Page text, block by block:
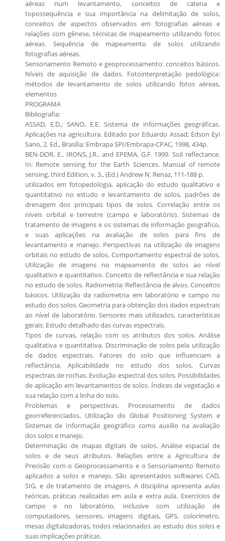
aéreas num levantamento, conceitos de catena e
topossequência e sua importância na delimitação de solos,
conceitos de aspectos observados em fotografias aéreas e
relações com gênese, técnicas de mapeamento utilizando fotos
aéreas. Sequência de mapeamento de solos utilizando
fotografias aéreas.
Sensoriamento Remoto e geoprocessamento: conceitos básicos.
Níveis de aquisição de dados. Fotointerpretação pedológica:
métodos de levantamento de solos utilizando fotos aéreas,
elementos
PROGRAMA
Bibliografia:
ASSAD, E.D.; SANO, E.E. Sistema de informações geográficas.
Aplicações na agricultura. Editado por Eduardo Assad; Edson Eyi
Sano, 2. Ed., Brasília: Embrapa SPI/Embrapa-CPAC, 1998, 434p.
BEN-DOR, E., IRONS, J.R., and EPEMA, G.F. 1999. Soil reflectance.
In: Remote sensing for the Earth Sciences. Manual of remote
sensing, third Edition, v. 3., (Ed.) Andrew N. Renaz, 111-188 p.
utilizados em fotopedologia, aplicação do estudo qualitativo e
quantitativo no estudo e levantamento de solos, padrões de
drenagem dos principais tipos de solos. Correlação entre os
níveis orbital e terrestre (campo e laboratório). Sistemas de
tratamento de imagens e os sistemas de informação geográfico,
e suas aplicações na avaliação de solos para fins de
levantamento e manejo. Perspectivas na utilização de imagens
orbitais no estudo de solos. Comportamento espectral de solos.
Utilização de imagens no mapeamento de solos ao nível
qualitativo e quantitativo. Conceito de reflectância e sua relação
no estudo de solos. Radiometria: Reflectância de alvos. Conceitos
básicos. Utilização da radiometria em laboratório e campo no
estudo dos solos. Geometria para obtenção dos dados espectrais
ao nível de laboratório. Sensores mais utilizados, características
gerais. Estudo detalhado das curvas espectrais.
Tipos de curvas, relação com os atributos dos solos. Análise
qualitativa e quantitativa. Discriminação de solos pela utilização
de dados espectrais. Fatores do solo que influenciam a
reflectância. Aplicabilidade no estudo dos solos. Curvas
espectrais de rochas. Evolução espectral dos solos. Possibilidades
de aplicação em levantamentos de solos. Índices de vegetação e
sua relação com a linha do solo.
Problemas e perspectivas. Processamento de dados
georreferenciados. Utilização do Global Positioning System e
Sistemas de Informação geográfico como auxílio na avaliação
dos solos e manejo.
Determinação de mapas digitais de solos. Análise espacial de
solos e de seus atributos. Relações entre a Agricultura de
Precisão com o Geoprocessamento e o Sensoriamento Remoto
aplicados a solos e manejo. São apresentados softwares CAD,
SIG, e de tratamento de imagens. A disciplina apresenta aulas
teóricas, práticas realizadas em aula e extra aula. Exercícios de
campo e no laboratório, inclusive com utilização de
computadores, sensores, imagens digitais, GPS, colorímetro,
mesas digitalizadoras, todos relacionados ao estudo dos solos e
suas implicações práticas.